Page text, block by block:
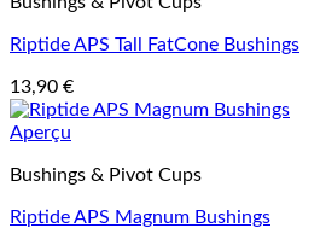
Riptide APS Tall FatCone Bushings
13,90 €
Aperçu
Bushings & Pivot Cups
Riptide APS Magnum Bushings